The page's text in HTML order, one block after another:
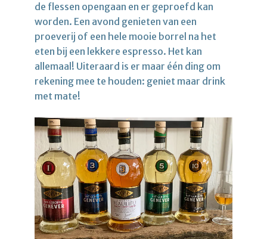
de flessen opengaan en er geproefd kan
worden. Een avond genieten van een
proeverij of een hele mooie borrel na het
eten bij een lekkere espresso. Het kan
allemaal! Uiteraard is er maar één ding om
rekening mee te houden: geniet maar drink
met mate!